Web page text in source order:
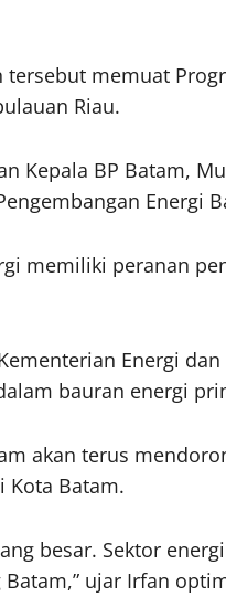
tersebut memuat
Riau.
Kepala BP Batam,
Energi
memiliki peranan
Energi
bauran energi
akan terus
Kota Batam.
besar. Sektor
ujar Irfan